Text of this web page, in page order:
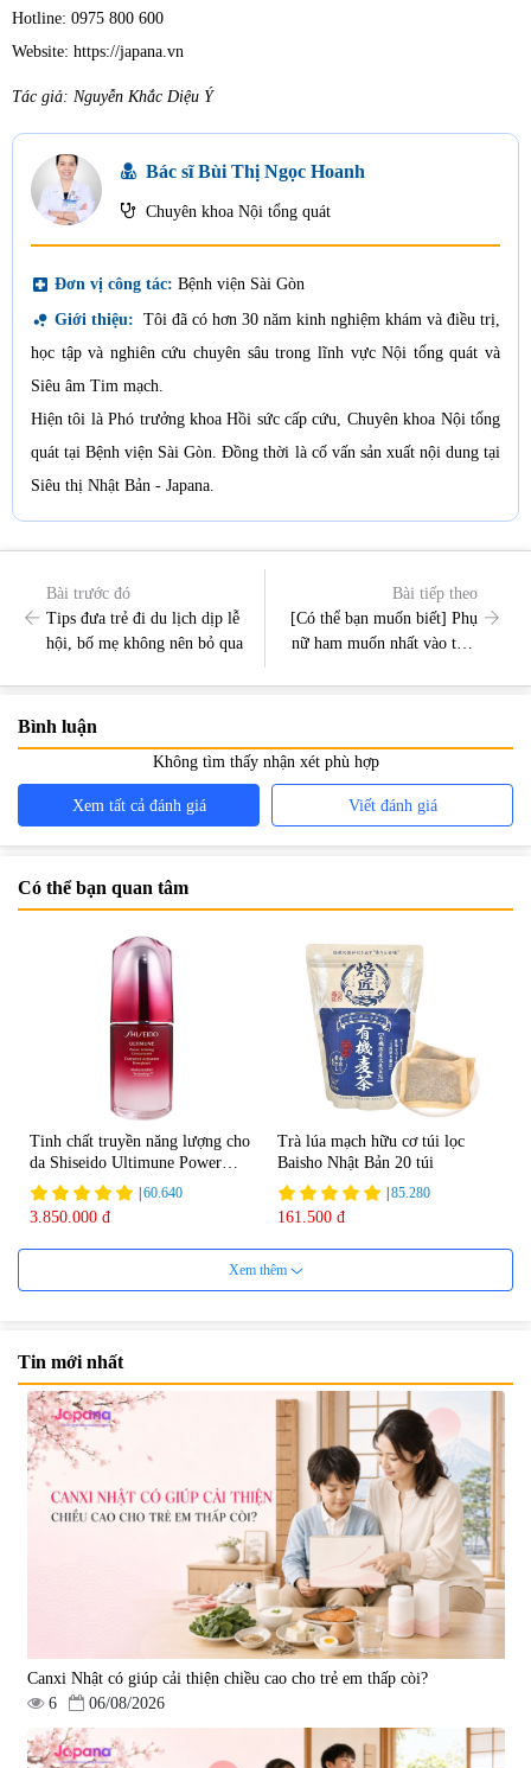
Hotline: 0975 800 600
Website: https://japana.vn
Tác giả: Nguyễn Khắc Diệu Ý
Bác sĩ Bùi Thị Ngọc Hoanh
Chuyên khoa Nội tổng quát
local_hospital Đơn vị công tác: Bệnh viện Sài Gòn
bubble_chart Giới thiệu: Tôi đã có hơn 30 năm kinh nghiệm khám và điều trị,
học tập và nghiên cứu chuyên sâu trong lĩnh vực Nội tổng quát và
Siêu âm Tim mạch.
Hiện tôi là Phó trưởng khoa Hồi sức cấp cứu, Chuyên khoa Nội tổng
quát tại Bệnh viện Sài Gòn. Đồng thời là cố vấn sản xuất nội dung tại
Siêu thị Nhật Bản - Japana.
Bài trước đó
Tips đưa trẻ đi du lịch dịp lễ
hội, bố mẹ không nên bỏ qua
Bài tiếp theo
[Có thể bạn muốn biết] Phụ
nữ ham muốn nhất vào thời
Bình luận
Không tìm thấy nhận xét phù hợp
Xem tất cả đánh giá Viết đánh giá
Có thể bạn quan tâm
Tinh chất truyền năng lượng cho
da Shiseido Ultimune Power
75ml
60.640
3.850.000 đ
Trà lúa mạch hữu cơ túi lọc
Baisho Nhật Bản 20 túi
85.280
161.500 đ
Viên uống bổ não Ribeto Shoji
Ichoha Ekisu Plus - 90 viên
|57.920
Viên nang uống cải thiện thị lực,
trí nhớ DHA + EPA + Flaxseed
Oil 30 viên/gói - Date 02/2027
52.346
225.000 đ
Xem thêm
Tin mới nhất
Canxi Nhật có giúp cải thiện chiều cao cho trẻ em thấp còi?
6
06/08/2026